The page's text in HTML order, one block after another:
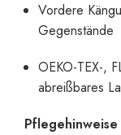
Vordere
Gegenstände
OEKO-TEX-,
abreißbares
Pflegehinweise